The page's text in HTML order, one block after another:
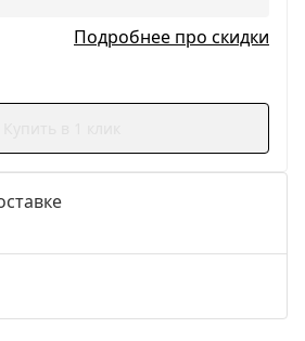
Подробнее про скидки